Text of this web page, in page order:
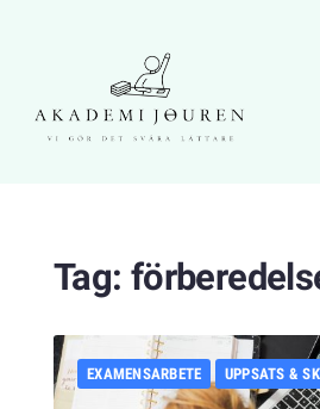
Tag:
EXAMENSARBETE UPPSATS &